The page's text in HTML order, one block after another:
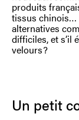
produits
tissus chinois…
alternatives
difficiles, et s’il
velours ?
Un petit